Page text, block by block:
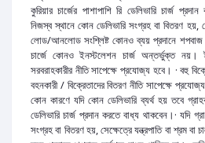
কুরিয়ার চার্জের পাশাপাশি রি ডেলিভারি চার্জ
নিজস্ব স্থানে কোন ডেলিভারি সংগ্রহ বা বিতরণ হয়,
লোড/আনলোড সংশ্লিষ্ট কোনও ব্যয় প্রদানে শপবাজ
চার্জে কোনও ইনস্টলেশন চার্জ অন্তর্ভুক্ত নয়।
সরবরাহকারীর নীতি সাপেক্ষে প্রযোজ্য হবে। · বহু
বহনকারী / বিক্রেতাদের বিতরণ নীতি সাপেক্ষে
কোন কারণে যদি কোন ডেলিভারি ব্যর্থ হয় তবে গ্রাহক
ডেলিভারি চার্জ প্রদান করতে বাধ্য থাকবেন।· যদি
সংগ্রহ বা বিতরণ হয়, সেক্ষেত্রে যন্ত্রপাতি বা শ্রম